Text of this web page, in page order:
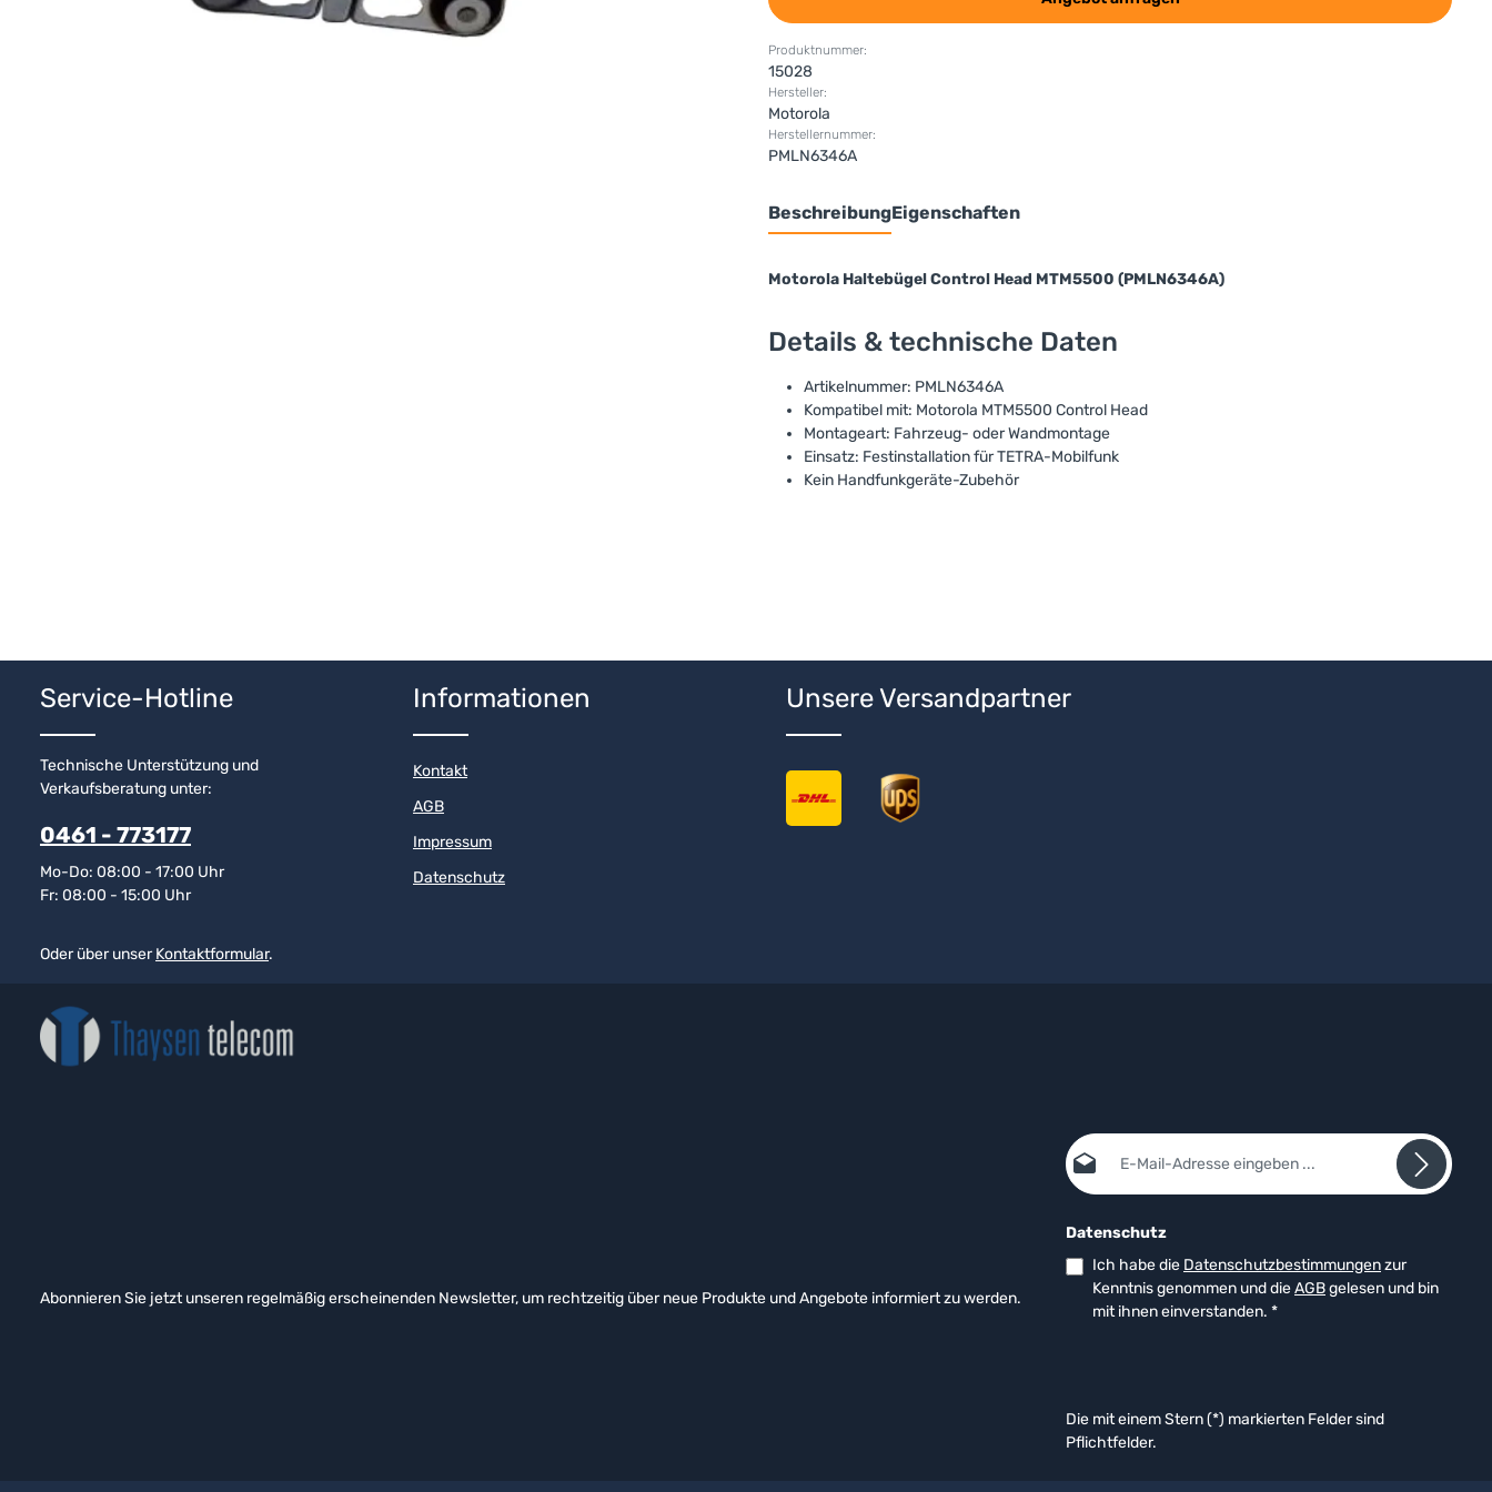
Produktnummer:
15028
Hersteller:
Motorola
Herstellernummer:
PMLN6346A
BeschreibungEigenschaften
Motorola Haltebügel Control Head MTM5500 (PMLN6346A)
Details & technische Daten
Artikelnummer: PMLN6346A
Kompatibel mit: Motorola MTM5500 Control Head
Montageart: Fahrzeug- oder Wandmontage
Einsatz: Festinstallation für TETRA-Mobilfunk
Kein Handfunkgeräte-Zubehör
Service-Hotline
Technische Unterstützung und
Verkaufsberatung unter:
0461 - 773177
Mo-Do: 08:00 - 17:00 Uhr
Fr: 08:00 - 15:00 Uhr
Oder über unserKontaktformular.
Informationen
Kontakt
AGB
Impressum
Datenschutz
Unsere Versandpartner
Abonnieren Sie jetzt unseren regelmäßig erscheinenden Newsletter, um rechtzeitig über neue Produkte und Angebote informiert zu werden.
E-Mail-Adresse*
Datenschutz
Ich habe die Datenschutzbestimmungenzur
Kenntnis genommen und dieAGBgelesen und bin
mit ihnen einverstanden. *
Die mit einem Stern (*) markierten Felder sind
Pflichtfelder.